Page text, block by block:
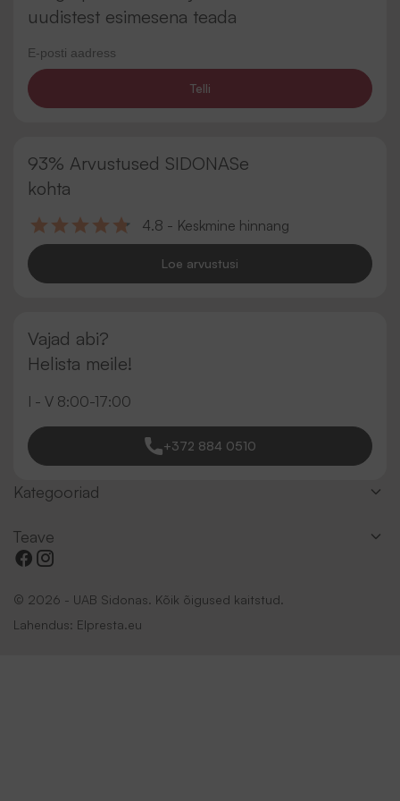
uudistest esimesena teada
Telli
93% Arvustused SIDONASe
kohta
4.8 - Keskmine hinnang
Loe arvustusi
Vajad abi?
Helista meile!
I - V 8:00-17:00
+372 884 0510
Kategooriad
Teave
© 2026 - UAB Sidonas. Kõik õigused kaitstud.
Lahendus: Elpresta.eu